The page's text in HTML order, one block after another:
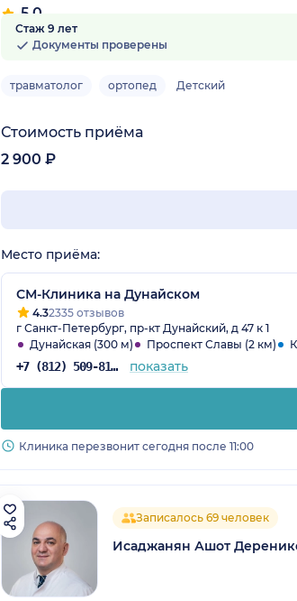
5.0
6 отзывов
Стаж 9 лет
Документы проверены
травматолог ортопед Детский
Стоимость приёма
2 900 ₽
Место приёма:
СМ-Клиника на Дунайском
4.32335 отзывов
г Санкт-Петербург, пр-кт Дунайский, д 47 к 1
Дунайская (300 м)
Проспект Славы (2 км)
+7 (812) 509-81-68 показать
Клиника перезвонит сегодня после 11:00
Записалось 69 человек
Исаджанян Ашот